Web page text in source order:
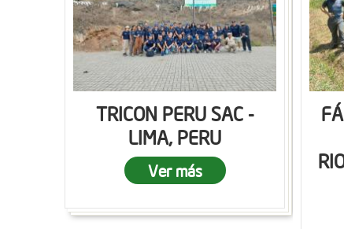
TRICON PERU SAC -
LIMA, PERU
Ver más